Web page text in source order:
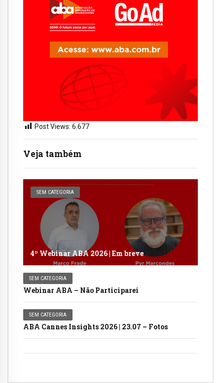
Veja também
SEM CATEGORIA
4º Webinar ABA 2026 | Em breve
SEM CATEGORIA
Webinar ABA – Não Participarei
SEM CATEGORIA
ABA Cannes Insights 2026 | 23.07 – Fotos
Post Views: 6.677